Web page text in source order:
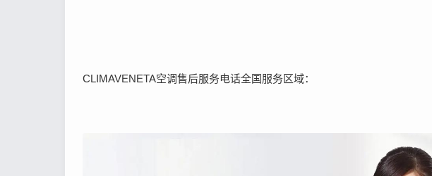
CLIMAVENETA空调售后服务电话全国服务区域：